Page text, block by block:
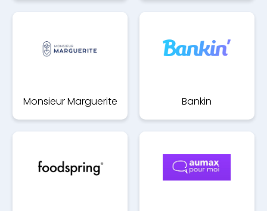
Monsieur Marguerite Bankin